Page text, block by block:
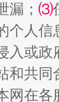
漏； ⑶
个人
入或
和共
网在各